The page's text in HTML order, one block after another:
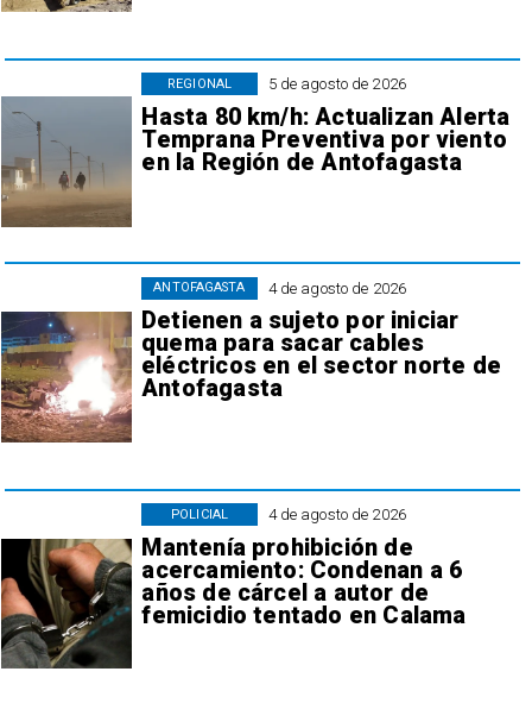
5 de agosto de 2026
Hasta 80 km/h: Actualizan Alerta
Temprana Preventiva por viento
en la Región de Antofagasta
REGIONAL
4 de agosto de 2026
Detienen a sujeto por iniciar
quema para sacar cables
eléctricos en el sector norte de
Antofagasta
ANTOFAGASTA
4 de agosto de 2026
Mantenía prohibición de
acercamiento: Condenan a 6
años de cárcel a autor de
femicidio tentado en Calama
POLICIAL